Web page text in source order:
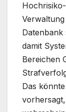
Datenbank
damit
Bereichen
Das